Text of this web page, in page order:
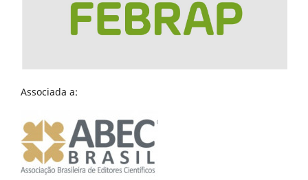
Associada a: